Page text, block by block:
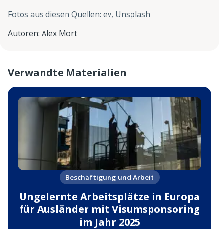
Fotos aus diesen Quellen: ev, Unsplash
Autoren: Alex Mort
Verwandte Materialien
Beschäftigung und Arbeit
Ungelernte Arbeitsplätze in Europa
für Ausländer mit Visumsponsoring
im Jahr 2025